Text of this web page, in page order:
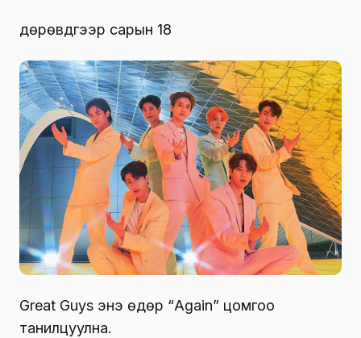
дөрөвдүгээр сарын 18
Great Guys энэ өдөр “Again” цомгоо
танилцуулна.